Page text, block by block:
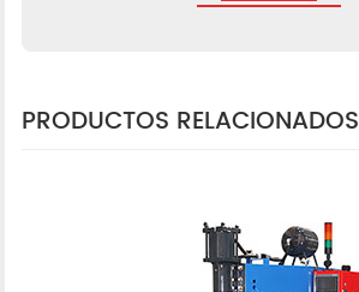
PRODUCTOS RELACIONADOS